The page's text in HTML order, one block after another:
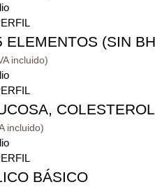
ELEMENTOS (SIN
BÁSICO